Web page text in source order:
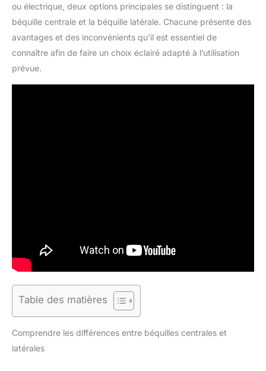
ou électrique, deux options principales se distinguent : la
béquille centrale et la béquille latérale. Chacune présente des
avantages et des inconvénients qu’il est essentiel de
connaître afin de faire un choix éclairé adapté à l’utilisation
prévue.
Table des matières
Comprendre les différences entre béquilles centrales et
latérales